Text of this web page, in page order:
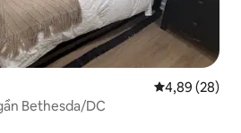
Xếp hạng
4,89 (28)
Bethesda/DC